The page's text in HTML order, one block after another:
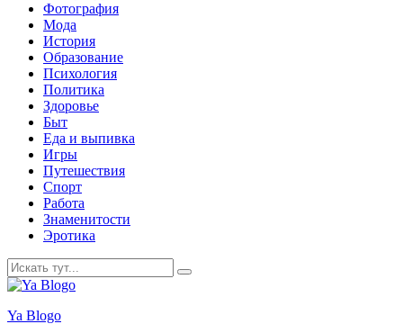
Фотография
Мода
История
Образование
Психология
Политика
Здоровье
Быт
Еда и выпивка
Игры
Путешествия
Спорт
Работа
Знаменитости
Эротика
Искать:
Ya Blogo